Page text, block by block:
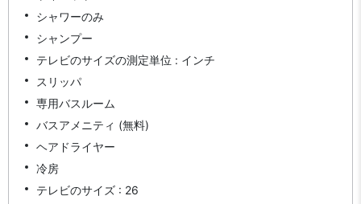
シャワーのみ
シャンプー
テレビのサイズの測定単位 : インチ
スリッパ
専用バスルーム
バスアメニティ (無料)
ヘアドライヤー
冷房
テレビのサイズ : 26